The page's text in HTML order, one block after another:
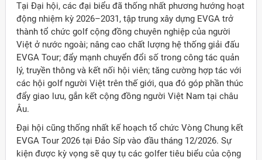
Tại Đại hội, các đại biểu đã thống nhất phương hướng hoạt
động nhiệm kỳ 2026–2031, tập trung xây dựng EVGA trở
thành tổ chức golf cộng đồng chuyên nghiệp của người
Việt ở nước ngoài; nâng cao chất lượng hệ thống giải đấu
EVGA Tour; đẩy mạnh chuyển đổi số trong công tác quản
lý, truyền thông và kết nối hội viên; tăng cường hợp tác với
các hội golf người Việt trên thế giới, qua đó góp phần thúc
đẩy giao lưu, gắn kết cộng đồng người Việt Nam tại châu
Âu.
Đại hội cũng thống nhất kế hoạch tổ chức Vòng Chung kết
EVGA Tour 2026 tại Đảo Síp vào đầu tháng 12/2026. Sự
kiện được kỳ vọng sẽ quy tụ các golfer tiêu biểu của cộng